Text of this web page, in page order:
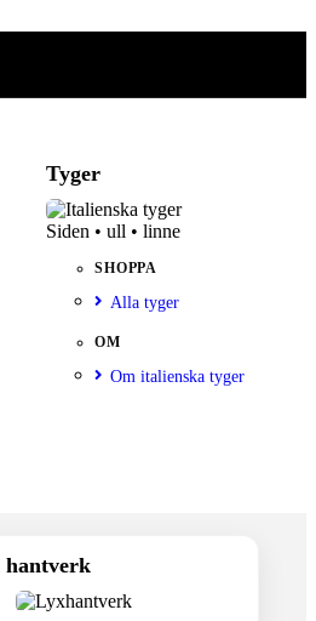
Tyger
Siden • ull • linne
SHOPPA
Alla tyger
OM
Om italienska tyger
hantverk